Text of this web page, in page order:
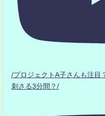
/プロジェクトA子さんも注
刺さる3分間？/